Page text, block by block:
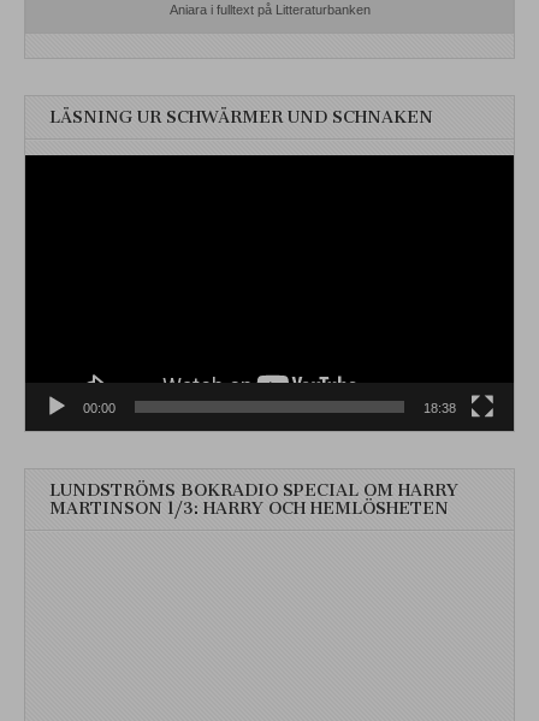
Aniara i fulltext på Litteraturbanken
LÄSNING UR SCHWÄRMER UND SCHNAKEN
00:00 18:38
LUNDSTRÖMS BOKRADIO SPECIAL OM HARRY
MARTINSON 1/3: HARRY OCH HEMLÖSHETEN